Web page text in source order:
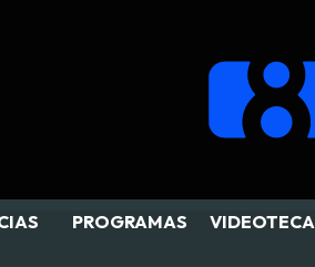
PROGRAMAS VIDEOTECA